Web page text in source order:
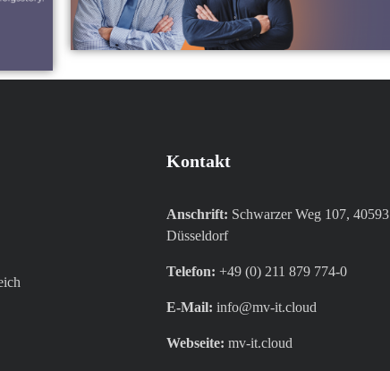
Kontakt
Anschrift: Schwarzer Weg 107, 40593
Düsseldorf
Telefon: +49 (0) 211 879 774-0
E-Mail: info@mv-it.cloud
Webseite: mv-it.cloud